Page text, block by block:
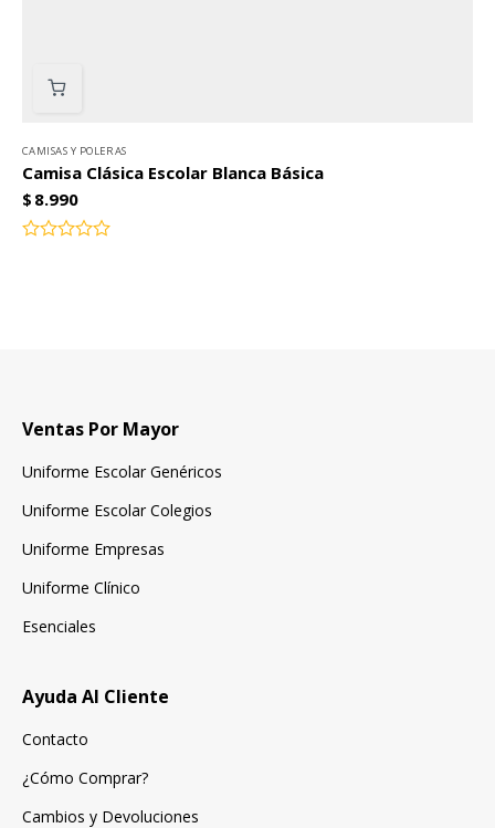
CAMISAS Y POLERAS
Camisa Clásica Escolar Blanca Básica
$ 8.990
Ventas Por Mayor
Uniforme Escolar Genéricos
Uniforme Escolar Colegios
Uniforme Empresas
Uniforme Clínico
Esenciales
Ayuda Al Cliente
Contacto
¿Cómo Comprar?
Cambios y Devoluciones